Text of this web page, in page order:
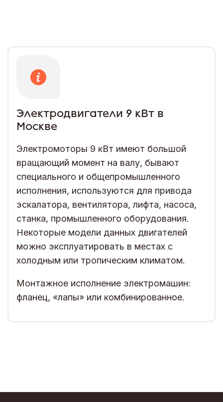
Электродвигатели 9 кВт в
Москве
Электромоторы 9 кВт имеют большой
вращающий момент на валу, бывают
специального и общепромышленного
исполнения, используются для привода
эскалатора, вентилятора, лифта, насоса,
станка, промышленного оборудования.
Некоторые модели данных двигателей
можно эксплуатировать в местах с
холодным или тропическим климатом.
Монтажное исполнение электромашин:
фланец, «лапы» или комбинированное.